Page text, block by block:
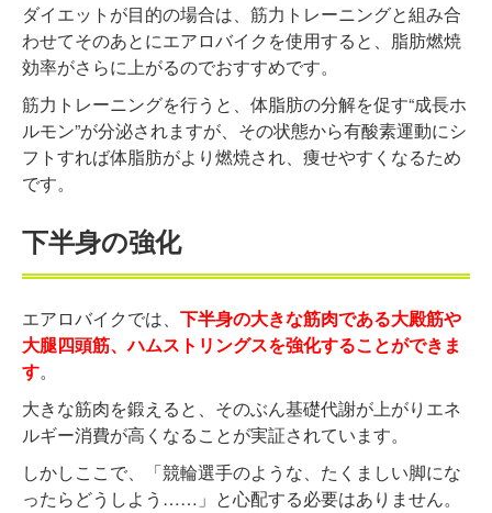
ダイエットが目的の場合は、筋力トレーニングと組み合
わせてそのあとにエアロバイクを使用すると、脂肪燃焼
効率がさらに上がるのでおすすめです。
筋力トレーニングを行うと、体脂肪の分解を促す“成長ホ
ルモン”が分泌されますが、その状態から有酸素運動にシ
フトすれば体脂肪がより燃焼され、痩せやすくなるため
です。
下半身の強化
エアロバイクでは、 下半身の大きな筋肉である大殿筋や
大腿四頭筋、ハムストリングスを強化することができま
す。
大きな筋肉を鍛えると、そのぶん基礎代謝が上がりエネ
ルギー消費が高くなることが実証されています。
しかしここで、「競輪選手のような、たくましい脚にな
ったらどうしよう……」と心配する必要はありません。